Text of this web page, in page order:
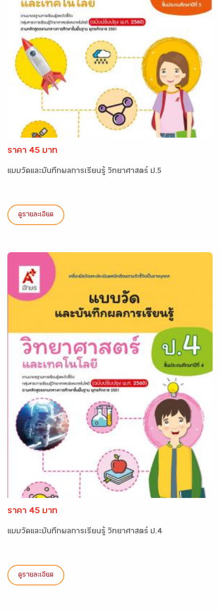
ราคา 45 บาท
แบบวัดและบันทึกผลการเรียนรู้ วิทยาศาสตร์ ป.5
ดูรายละเอียด
ราคา 45 บาท
แบบวัดและบันทึกผลการเรียนรู้ วิทยาศาสตร์ ป.4
ดูรายละเอียด